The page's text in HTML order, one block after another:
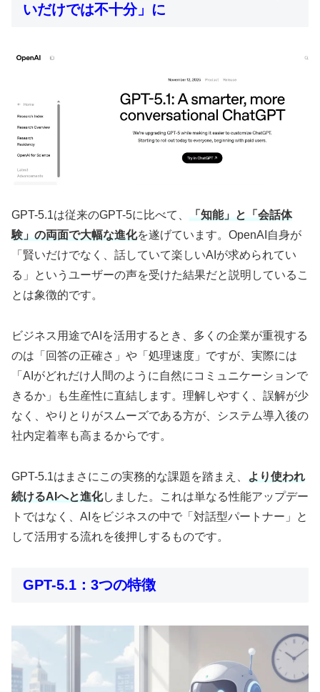
いだけでは不十分」に
GPT-5.1は従来のGPT-5に比べて、
「知能」と「会話体
験」の両面で大幅な進化を遂げています。OpenAI自身が
「賢いだけでなく、話していて楽しいAIが求められてい
る」というユーザーの声を受けた結果だと説明しているこ
とは象徴的です。
ビジネス用途でAIを活用するとき、多くの企業が重視する
のは「回答の正確さ」や「処理速度」ですが、実際には
「AIがどれだけ人間のように自然にコミュニケーションで
きるか」も生産性に直結します。理解しやすく、誤解が少
なく、やりとりがスムーズである方が、システム導入後の
社内定着率も高まるからです。
GPT-5.1はまさにこの実務的な課題を踏まえ、
より使われ
続けるAIへと進化しました。これは単なる性能アップデー
トではなく、AIをビジネスの中で「対話型パートナー」と
して活用する流れを後押しするものです。
GPT-5.1：3つの特徴